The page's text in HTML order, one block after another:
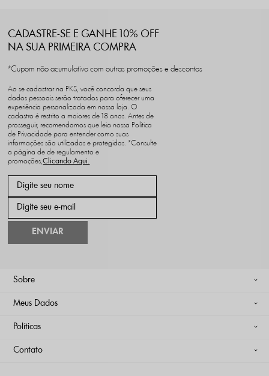
CADASTRE-SE E GANHE 10% OFF
NA SUA PRIMEIRA COMPRA
*Cupom não acumulativo com outras promoções e descontos
ENVIAR
Ao se cadastrar na PKS, você concorda que seus
dados pessoais serão tratados para oferecer uma
experiência personalizada em nossa loja. O
cadastro é restrito a maiores de 18 anos. Antes de
prosseguir, recomendamos que leia nossa Política
de Privacidade para entender como suas
informações são utilizadas e protegidas. *Consulte
a página de de regulamento e
promoções,
Sobre
Meus Dados
Políticas
Contato